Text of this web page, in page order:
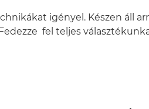
igényel. Készen áll
fel teljes